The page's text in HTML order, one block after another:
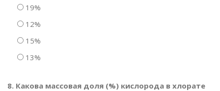
19%
12%
15%
13%
8. Какова массовая доля (%) кислорода в хлорате